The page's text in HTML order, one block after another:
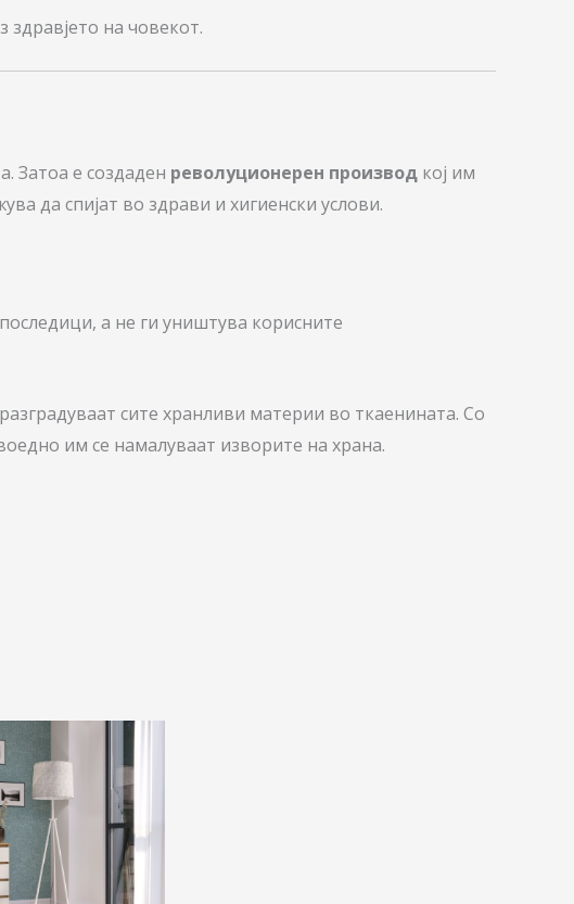
на човекот.
Затоа е создаден револуционерен производ кој им
да спијат во здрави и хигиенски услови.
а не ги уништува корисните
сите хранливи материи во ткаенината. Со
им се намалуваат изворите на храна.